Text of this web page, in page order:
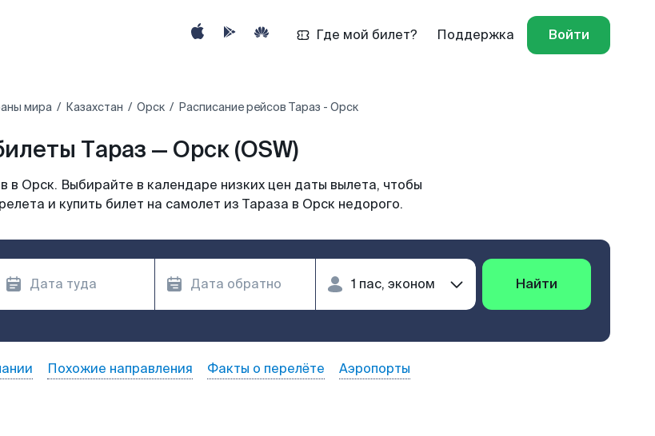
Где мой билет? Поддержка Войти
мира Казахстан Орск Расписание рейсов Тараз - Орск
Тараз — Орск (OSW)
в Орск. Выбирайте в календаре низких цен даты вылета, чтобы
и купить билет на самолет из Тараза в Орск недорого.
Найти
Похожие направления Факты о перелёте Аэропорты